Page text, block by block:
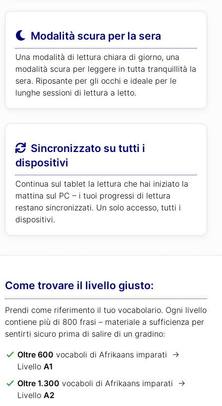
Modalità scura per la sera
Una modalità di lettura chiara di giorno, una
modalità scura per leggere in tutta tranquillità la
sera. Riposante per gli occhi e ideale per le
lunghe sessioni di lettura a letto.
Sincronizzato su tutti i
dispositivi
Continua sul tablet la lettura che hai iniziato la
mattina sul PC – i tuoi progressi di lettura
restano sincronizzati. Un solo accesso, tutti i
dispositivi.
Come trovare il livello giusto:
Prendi come riferimento il tuo vocabolario. Ogni livello
contiene più di 800 frasi – materiale a sufficienza per
sentirti sicuro prima di salire di un gradino:
Oltre 600 vocaboli di Afrikaans imparati →
Livello A1
Oltre 1.300 vocaboli di Afrikaans imparati →
Livello A2